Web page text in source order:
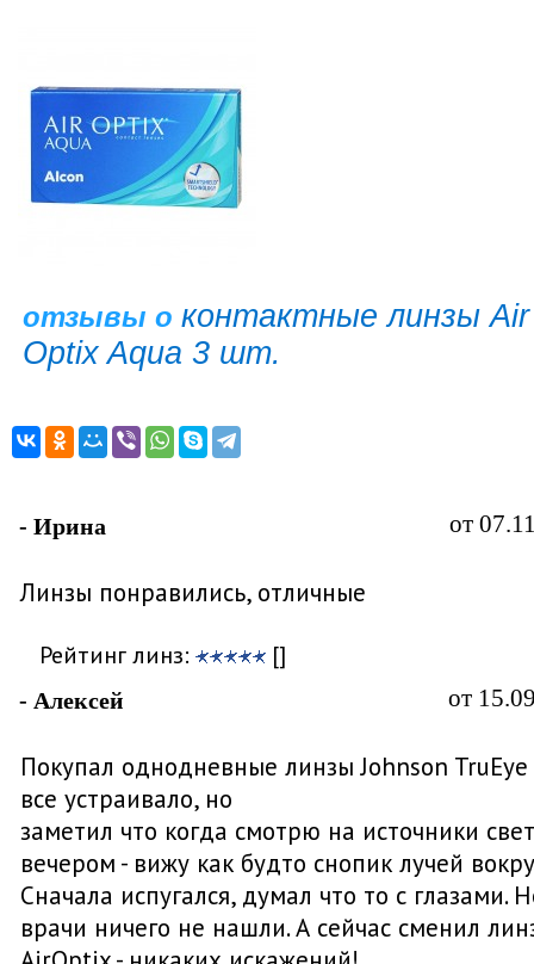
отзывы о контактные линзы Air
Optix Aqua 3 шт.
- Ирина от
Линзы понравились, отличные
Рейтинг линз: []
- Алексей от
Покупал однодневные линзы Johnson TruEye
все устраивало, но
заметил что когда смотрю на источники
вечером - вижу как будто снопик лучей
Сначала испугался, думал что то с глазами.
врачи ничего не нашли. А сейчас сменил